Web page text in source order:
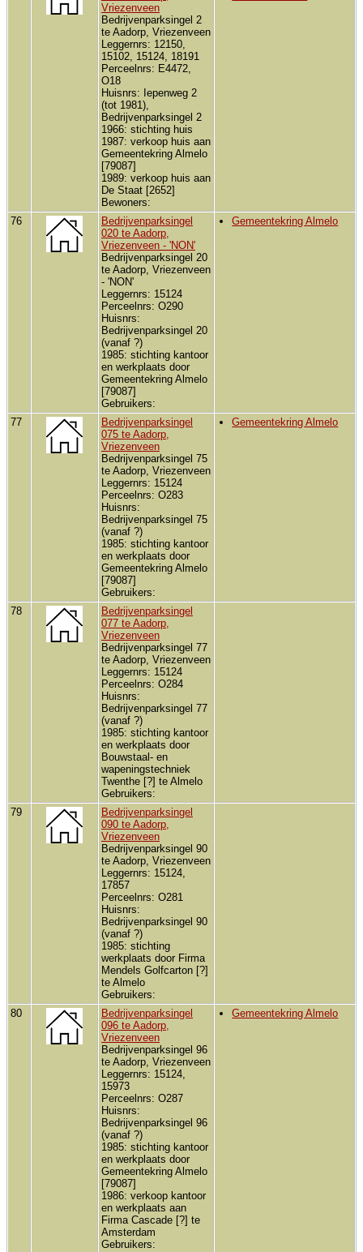
Vriezenveen
Bedrijvenparksingel 2
te Aadorp, Vriezenveen
Leggernrs: 12150,
15102, 15124, 18191
Perceelnrs: E4472,
O18
Huisnrs: Iepenweg 2
(tot 1981),
Bedrijvenparksingel 2
1966: stichting huis
1987: verkoop huis aan
Gemeentekring Almelo
[79087]
1989: verkoop huis aan
De Staat [2652]
Bewoners:
76
Bedrijvenparksingel
020 te Aadorp,
Vriezenveen - 'NON'
Bedrijvenparksingel 20
te Aadorp, Vriezenveen
- 'NON'
Leggernrs: 15124
Perceelnrs: O290
Huisnrs:
Bedrijvenparksingel 20
(vanaf ?)
1985: stichting kantoor
en werkplaats door
Gemeentekring Almelo
[79087]
Gebruikers:
Gemeentekring Almelo
77
Bedrijvenparksingel
075 te Aadorp,
Vriezenveen
Bedrijvenparksingel 75
te Aadorp, Vriezenveen
Leggernrs: 15124
Perceelnrs: O283
Huisnrs:
Bedrijvenparksingel 75
(vanaf ?)
1985: stichting kantoor
en werkplaats door
Gemeentekring Almelo
[79087]
Gebruikers:
Gemeentekring Almelo
78
Bedrijvenparksingel
077 te Aadorp,
Vriezenveen
Bedrijvenparksingel 77
te Aadorp, Vriezenveen
Leggernrs: 15124
Perceelnrs: O284
Huisnrs:
Bedrijvenparksingel 77
(vanaf ?)
1985: stichting kantoor
en werkplaats door
Bouwstaal- en
wapeningstechniek
Twenthe [?] te Almelo
Gebruikers:
79
Bedrijvenparksingel
090 te Aadorp,
Vriezenveen
Bedrijvenparksingel 90
te Aadorp, Vriezenveen
Leggernrs: 15124,
17857
Perceelnrs: O281
Huisnrs:
Bedrijvenparksingel 90
(vanaf ?)
1985: stichting
werkplaats door Firma
Mendels Golfcarton [?]
te Almelo
Gebruikers:
80
Bedrijvenparksingel
096 te Aadorp,
Vriezenveen
Bedrijvenparksingel 96
te Aadorp, Vriezenveen
Leggernrs: 15124,
15973
Perceelnrs: O287
Huisnrs:
Bedrijvenparksingel 96
(vanaf ?)
1985: stichting kantoor
en werkplaats door
Gemeentekring Almelo
[79087]
1986: verkoop kantoor
en werkplaats aan
Firma Cascade [?] te
Amsterdam
Gebruikers:
Gemeentekring Almelo